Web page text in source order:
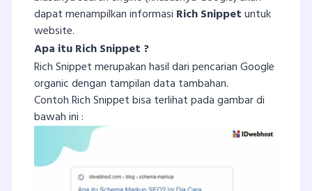
dapat menampilkan informasi Rich Snippetuntuk
website.
Apa itu Rich Snippet ?
Rich Snippet merupakan hasil dari pencarian Google
organic dengan tampilan data tambahan.
Contoh Rich Snippet bisa terlihat pada gambar di
bawah ini :